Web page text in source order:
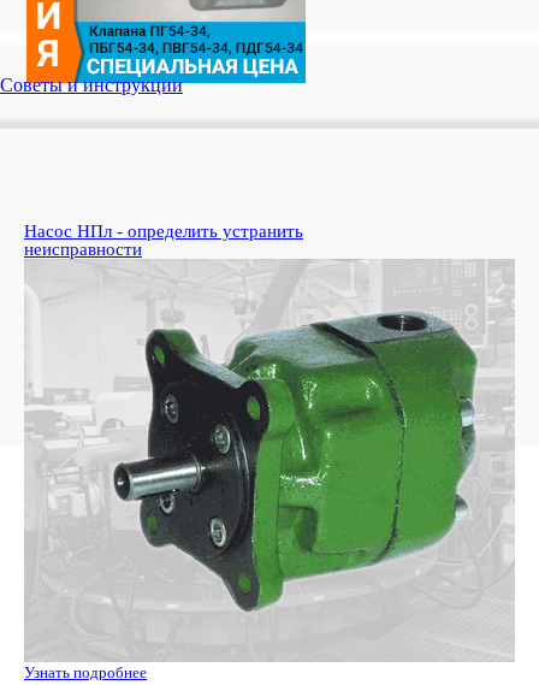
Советы и инструкции
Насос НПл - определить устранить
неисправности
Узнать подробнее